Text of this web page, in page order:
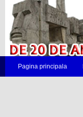
Pagina principala